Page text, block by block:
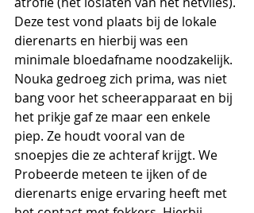
Deze test vond plaats bij de lokale
dierenarts en hierbij was een
minimale bloedafname noodzakelijk.
Nouka gedroeg zich prima, was niet
bang voor het scheerapparaat en bij
het prikje gaf ze maar een enkele
piep. Ze houdt vooral van de
snoepjes die ze achteraf krijgt. We
Probeerde meteen te ijken of de
dierenarts enige ervaring heeft met